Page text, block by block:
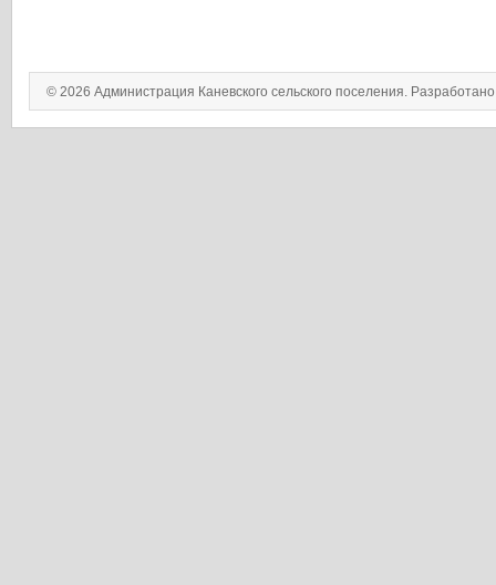
© 2026 Администрация Каневского сельского поселения.